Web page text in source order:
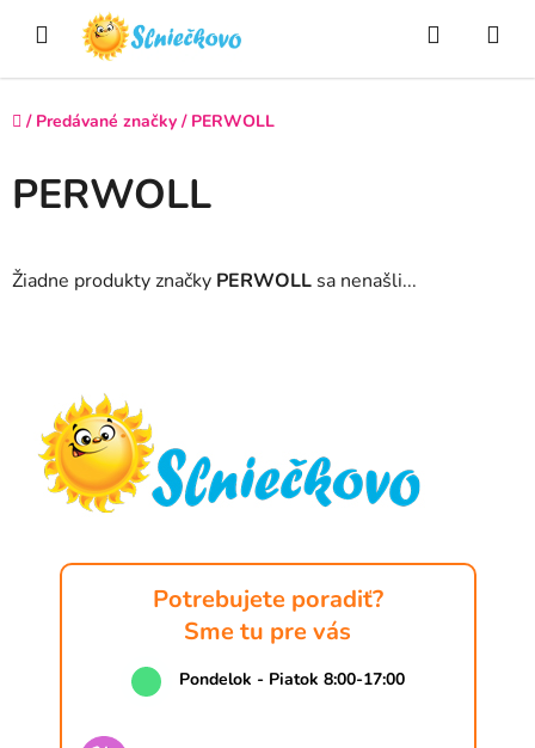
Hľadať
Domov
/ Predávané značky / PERWOLL
PERWOLL
Žiadne produkty značky PERWOLL sa nenašli...
Potrebujete poradiť?
Sme tu pre vás
Pondelok - Piatok 8:00-17:00